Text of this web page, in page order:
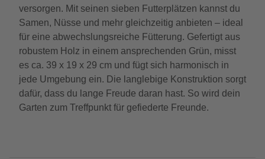
versorgen. Mit seinen sieben Futterplätzen kannst du
Samen, Nüsse und mehr gleichzeitig anbieten – ideal
für eine abwechslungsreiche Fütterung. Gefertigt aus
robustem Holz in einem ansprechenden Grün, misst
es ca. 39 x 19 x 29 cm und fügt sich harmonisch in
jede Umgebung ein. Die langlebige Konstruktion sorgt
dafür, dass du lange Freude daran hast. So wird dein
Garten zum Treffpunkt für gefiederte Freunde.